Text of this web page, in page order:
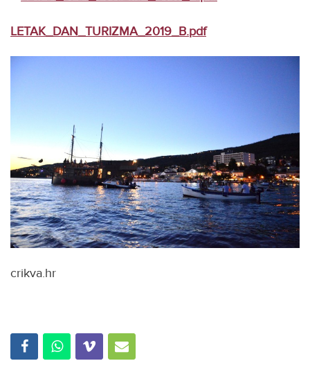
LETAK_DAN_TURIZMA_2019_B.pdf
crikva.hr